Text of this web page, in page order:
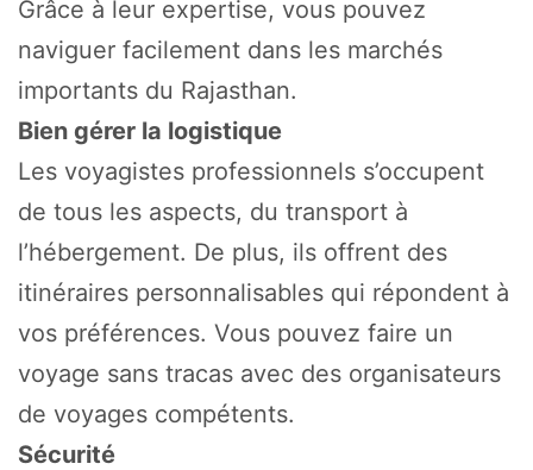
Grâce à leur expertise, vous pouvez
naviguer facilement dans les marchés
importants du Rajasthan.
Bien gérer la logistique
Les voyagistes professionnels s’occupent
de tous les aspects, du transport à
l’hébergement. De plus, ils offrent des
itinéraires personnalisables qui répondent à
vos préférences. Vous pouvez faire un
voyage sans tracas avec des organisateurs
de voyages compétents.
Sécurité